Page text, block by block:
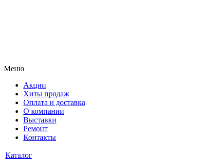
Меню
Акции
Хиты продаж
Оплата и доставка
О компании
Выставки
Ремонт
Контакты
Каталог